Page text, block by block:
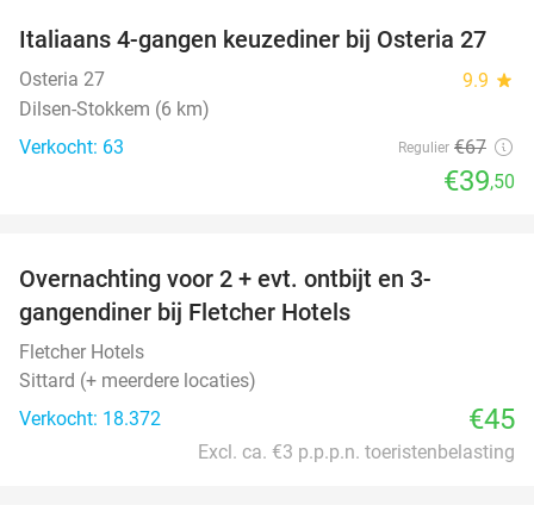
41%
Italiaans 4-gangen keuzediner bij Osteria 27
Osteria 27 9.9 star
Dilsen-Stokkem (6 km)
Verkocht: 63
Regulier €67
€39,50
Overnachting voor 2 + evt. ontbijt en 3-
gangendiner bij Fletcher Hotels
Fletcher Hotels
Sittard (+ meerdere locaties)
Verkocht: 18.372
€45
Excl. ca. €3 p.p.p.n. toeristenbelasting